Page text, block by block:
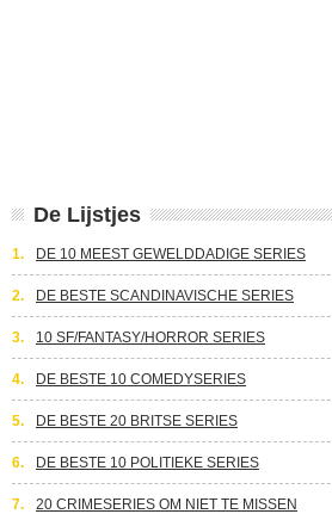
De Lijstjes
1. DE 10 MEEST GEWELDDADIGE SERIES
2. DE BESTE SCANDINAVISCHE SERIES
3. 10 SF/FANTASY/HORROR SERIES
4. DE BESTE 10 COMEDYSERIES
5. DE BESTE 20 BRITSE SERIES
6. DE BESTE 10 POLITIEKE SERIES
7. 20 CRIMESERIES OM NIET TE MISSEN